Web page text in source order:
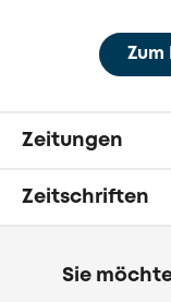
Zum
Zeitungen
Zeitschriften
Sie